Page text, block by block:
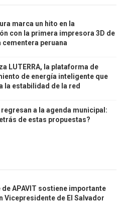
marca un hito en la
con la primera impresora 3D de
cementera peruana
LUTERRA, la plataforma de
de energía inteligente que
la estabilidad de la red
regresan a la agenda municipal:
de estas propuestas?
de APAVIT sostiene importante
Vicepresidente de El Salvador